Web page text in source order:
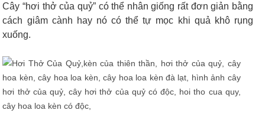
Cây “hơi thở của quỷ” có thể nhân giống rất đơn giản bằng
cách giâm cành hay nó có thể tự mọc khi quả khô rụng
xuống.